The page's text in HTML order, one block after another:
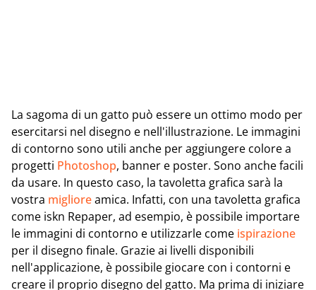
La sagoma di un gatto può essere un ottimo modo per
esercitarsi nel disegno e nell'illustrazione. Le immagini
di contorno sono utili anche per aggiungere colore a
progetti Photoshop, banner e poster. Sono anche facili
da usare. In questo caso, la tavoletta grafica sarà la
vostra miglioreamica. Infatti, con una tavoletta grafica
come iskn Repaper, ad esempio, è possibile importare
le immagini di contorno e utilizzarle come ispirazione
per il disegno finale. Grazie ai livelli disponibili
nell'applicazione, è possibile giocare con i contorni e
creare il proprio disegno del gatto. Ma prima di iniziare